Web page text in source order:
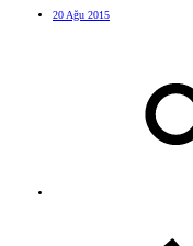
20 Ağu 2015